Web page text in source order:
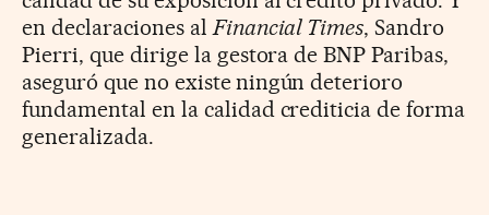
en declaraciones alFinancial Times, Sandro
Pierri, que dirige la gestora de BNP Paribas,
aseguró que no existeningún deterioro
fundamental en la calidad crediticia de forma
generalizada.